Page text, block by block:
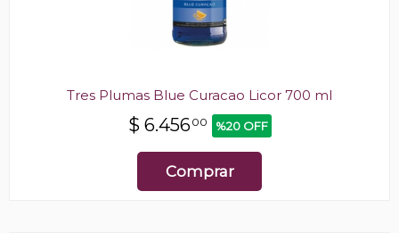
Tres Plumas Blue Curacao Licor 700 ml
$ 6.45600 %20 OFF
Comprar